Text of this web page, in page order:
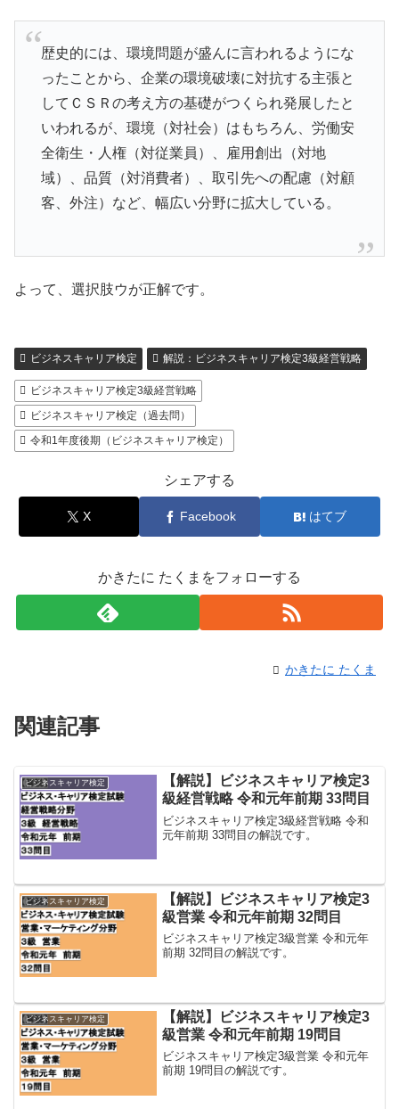
歴史的には、環境問題が盛んに言われるようにな
ったことから、企業の環境破壊に対抗する主張と
してＣＳＲの考え方の基礎がつくられ発展したと
いわれるが、環境（対社会）はもちろん、労働安
全衛生・人権（対従業員）、雇用創出（対地
域）、品質（対消費者）、取引先への配慮（対顧
客、外注）など、幅広い分野に拡大している。
よって、選択肢ウが正解です。
ビジネスキャリア検定 解説：ビジネスキャリア検定3級経営戦略
ビジネスキャリア検定3級経営戦略
ビジネスキャリア検定（過去問）
令和1年度後期（ビジネスキャリア検定）
シェアする
X Facebook はてブ
かきたに たくまをフォローする
かきたに たくま
関連記事
ビジネスキャリア検定
【解説】ビジネスキャリア検定3
級経営戦略 令和元年前期 33問目
ビジネスキャリア検定3級経営戦略 令和
元年前期 33問目の解説です。
ビジネスキャリア検定
【解説】ビジネスキャリア検定3
級営業 令和元年前期 32問目
ビジネスキャリア検定3級営業 令和元年
前期 32問目の解説です。
ビジネスキャリア検定
【解説】ビジネスキャリア検定3
級営業 令和元年前期 19問目
ビジネスキャリア検定3級営業 令和元年
前期 19問目の解説です。